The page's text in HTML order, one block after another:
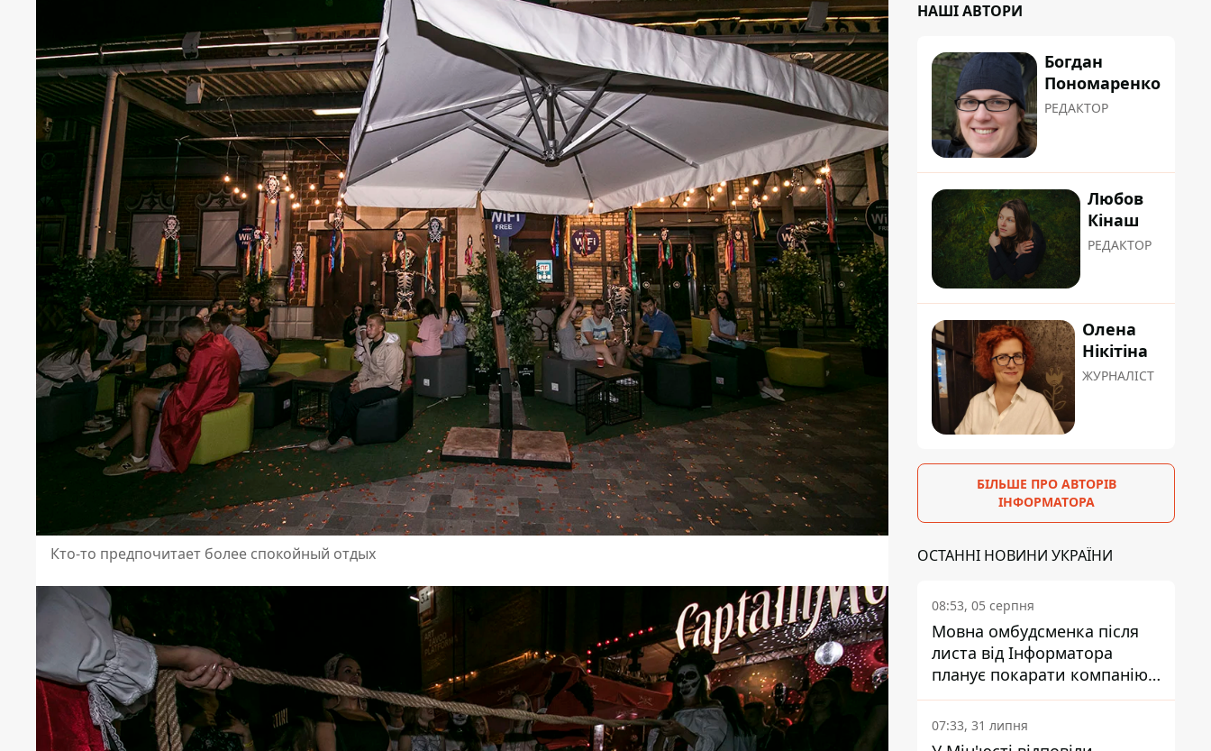
Кто-то предпочитает более спокойный отдых
НАШІ АВТОРИ
Богдан
Пономаренко
РЕДАКТОР
Любов
Кінаш
РЕДАКТОР
Олена
Нікітіна
ЖУРНАЛІСТ
БІЛЬШЕ ПРО АВТОРІВ
ІНФОРМАТОРА
ОСТАННІ НОВИНИ УКРАЇНИ
08:53, 05 серпня
Мовна омбудсменка після
листа від Інформатора
планує покарати компанію-
підрядника ПриватБанку
07:33, 31 липня